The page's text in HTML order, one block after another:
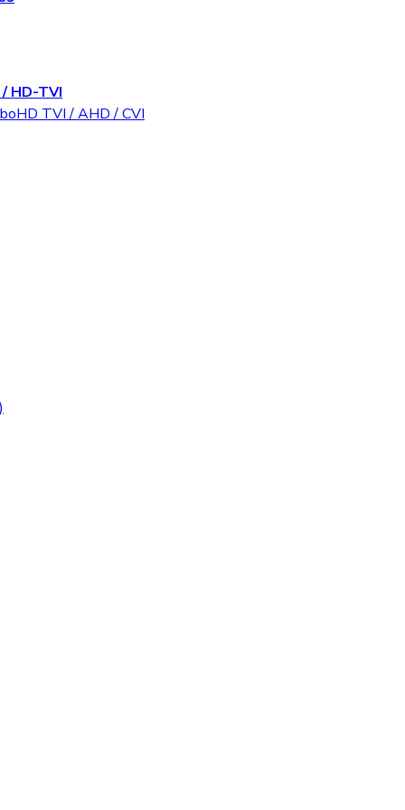
HD-TVI
TVI / AHD / CVI